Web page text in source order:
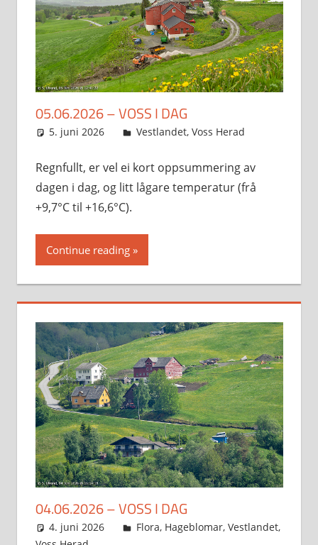
05.06.2026 – VOSS I DAG
5. juni 2026 Svein
Vestlandet, Voss Herad
Regnfullt, er vel ei kort oppsummering av
dagen i dag, og litt lågare temperatur (frå
+9,7°C til +16,6°C).
Continue reading
04.06.2026 – VOSS I DAG
4. juni 2026 Svein
Flora, Hageblomar, Vestlandet,